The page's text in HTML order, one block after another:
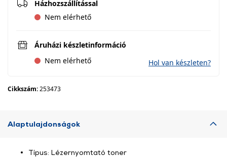
Házhozszállítással
Nem elérhető
Áruházi készletinformáció
Nem elérhető
Hol van készleten?
Cikkszám:253473
Alaptulajdonságok
Típus: Lézernyomtató toner